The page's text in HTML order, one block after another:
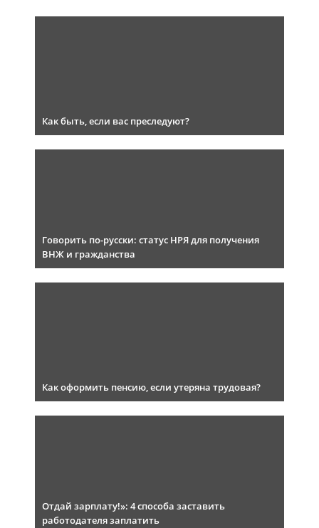
Как быть, если вас преследуют?
Говорить по-русски: статус НРЯ для получения
ВНЖ и гражданства
Как оформить пенсию, если утеряна трудовая?
Отдай зарплату!»: 4 способа заставить
работодателя заплатить